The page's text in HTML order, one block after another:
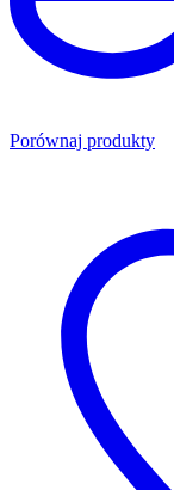
Porównaj produkty